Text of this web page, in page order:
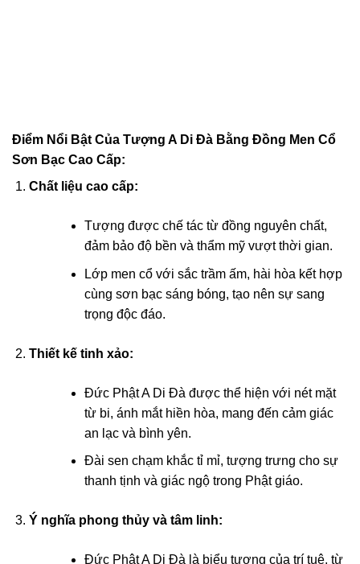
panel
panel
panel
panel
panel
Điểm Nổi Bật Của Tượng A Di Đà Bằng Đồng Men Cổ
Sơn Bạc Cao Cấp:
Chất liệu cao cấp:
Tượng được chế tác từ đồng nguyên chất,
đảm bảo độ bền và thẩm mỹ vượt thời gian.
Lớp men cổ với sắc trầm ấm, hài hòa kết hợp
cùng sơn bạc sáng bóng, tạo nên sự sang
trọng độc đáo.
Thiết kế tinh xảo:
Đức Phật A Di Đà được thể hiện với nét mặt
từ bi, ánh mắt hiền hòa, mang đến cảm giác
an lạc và bình yên.
Đài sen chạm khắc tỉ mỉ, tượng trưng cho sự
thanh tịnh và giác ngộ trong Phật giáo.
Ý nghĩa phong thủy và tâm linh:
Đức Phật A Di Đà là biểu tượng của trí tuệ, từ